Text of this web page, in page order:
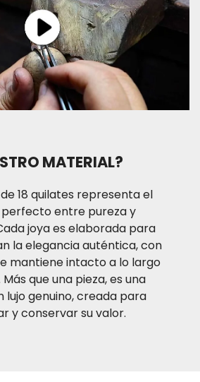
que desea.
DE ENTREGA
de los productos es
de uno (1) a tres (3) días hábiles
Medellín y Bogotá D.C. ; dos (2)
normal. Recuerda que si
la ciudad de Medellín te puedes
nuestro punto de venta ubicado
39 Local 130
MATERIAL?
18 quilates representa el
perfecto entre pureza y
joya es elaborada para
la elegancia auténtica, con
mantiene intacto a lo largo
que una pieza, es una
lujo genuino, creada para
y conservar su valor.